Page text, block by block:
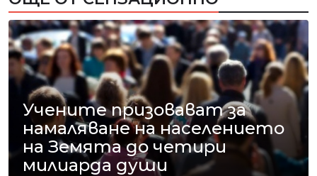
Учените призовават за
намаляване на населението
на Земята до четири
милиарда души